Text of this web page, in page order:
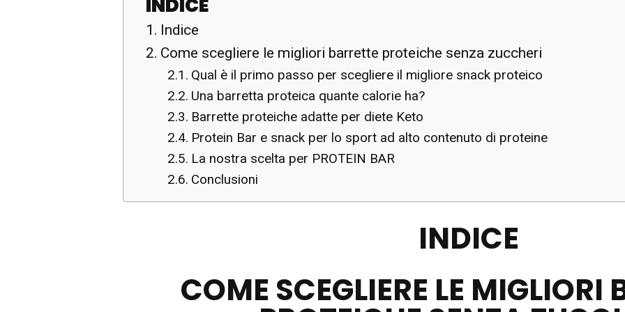
INDICE
Indice
Come scegliere le migliori barrette proteiche senza zuccheri
Qual è il primo passo per scegliere il migliore snack proteico
Una barretta proteica quante calorie ha?
Barrette proteiche adatte per diete Keto
Protein Bar e snack per lo sport ad alto contenuto di proteine
La nostra scelta per PROTEIN BAR
Conclusioni
INDICE
COME SCEGLIERE LE MIGLIORI